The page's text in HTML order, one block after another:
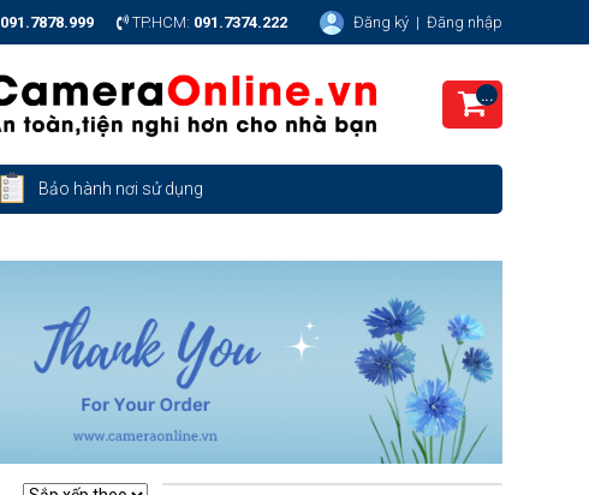
091.7878.999 TP.HCM: 091.7374.222 Đăng ký | Đăng nhập
...
Bảo hành nơi sử dụng